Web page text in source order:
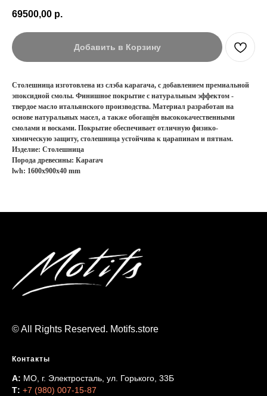
69500,00 р.
Добавить в Корзину
Столешница изготовлена из слэба карагача, с добавлением премиальной
эпоксидной смолы. Финишное покрытие с натуральным эффектом -
твердое масло итальянского производства. Материал разработан на
основе натуральных масел, а также обогащён высококачественными
смолами и восками. Покрытие обеспечивает отличную физико-
химическую защиту, столешница устойчива к царапинам и пятнам.
Изделие: Столешница
Порода древесины: Карагач
lwh: 1600x900x40 mm
© All Rights Reserved. Motifs.store
Контакты
А: МО, г. Электросталь, ул. Горького, 33Б
Т: +7 (980) 007-15-87